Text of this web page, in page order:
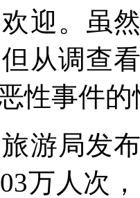
迎。虽
从调查
性事件
局发布
万人次